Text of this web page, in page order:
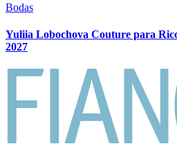
Bodas
Yuliia Lobochova Couture para
2027